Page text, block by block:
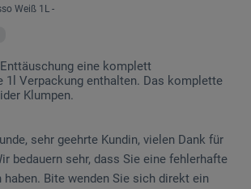
Weiß 1L -
eine komplett
1l Verpackung enthalten. Das komplette
Klumpen.
sehr geehrte Kundin, vielen Dank für
bedauern sehr, dass Sie eine fehlerhafte
haben. Bite wenden Sie sich direkt ein